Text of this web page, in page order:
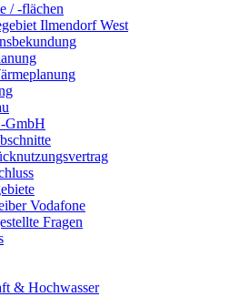
/ -flächen
Ilmendorf West
GmbH
Vodafone
Fragen
& Hochwasser